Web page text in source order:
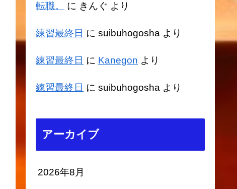
転職。 に きんぐ より
練習最終日 に suibuhogosha より
練習最終日 に Kanegon より
練習最終日 に suibuhogosha より
アーカイブ
2026年8月